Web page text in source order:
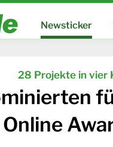
Newsticker
28 Projekte in vier
Online